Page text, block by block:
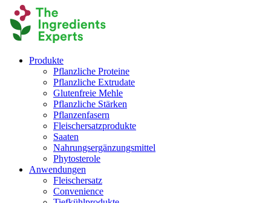
Produkte
Pflanzliche Proteine
Pflanzliche Extrudate
Glutenfreie Mehle
Pflanzliche Stärken
Pflanzenfasern
Fleischersatzprodukte
Saaten
Nahrungsergänzungsmittel
Phytosterole
Anwendungen
Fleischersatz
Convenience